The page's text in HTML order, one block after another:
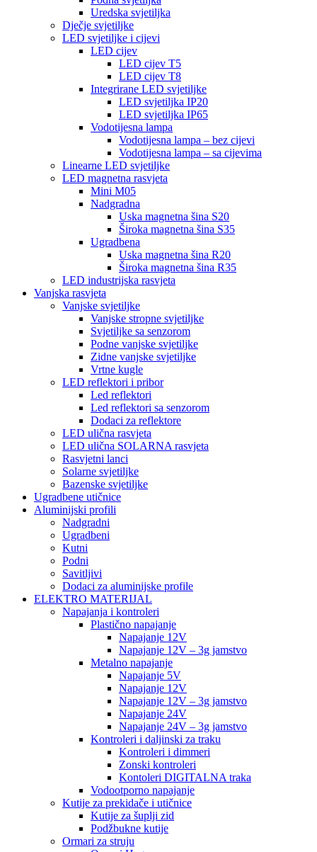
Uredska svjetiljka
Dječje svjetiljke
LED svjetiljke i cijevi
LED cijev
LED cijev T5
LED cijev T8
Integrirane LED svjetiljke
LED svjetiljka IP20
LED svjetiljka IP65
Vodotijesna lampa
Vodotijesna lampa – bez cijevi
Vodotijesna lampa – sa cijevima
Linearne LED svjetiljke
LED magnetna rasvjeta
Mini M05
Nadgradna
Uska magnetna šina S20
Široka magnetna šina S35
Ugradbena
Uska magnetna šina R20
Široka magnetna šina R35
LED industrijska rasvjeta
Vanjska rasvjeta
Vanjske svjetiljke
Vanjske stropne svjetiljke
Svjetiljke sa senzorom
Podne vanjske svjetiljke
Zidne vanjske svjetiljke
Vrtne kugle
LED reflektori i pribor
Led reflektori
Led reflektori sa senzorom
Dodaci za reflektore
LED ulična rasvjeta
LED ulična SOLARNA rasvjeta
Rasvjetni lanci
Solarne svjetiljke
Bazenske svjetiljke
Ugradbene utičnice
Aluminijski profili
Nadgradni
Ugradbeni
Kutni
Podni
Savitljivi
Dodaci za aluminijske profile
ELEKTRO MATERIJAL
Napajanja i kontroleri
Plastično napajanje
Napajanje 12V
Napajanje 12V – 3g jamstvo
Metalno napajanje
Napajanje 5V
Napajanje 12V
Napajanje 12V – 3g jamstvo
Napajanje 24V
Napajanje 24V – 3g jamstvo
Kontroleri i daljinski za traku
Kontroleri i dimmeri
Zonski kontroleri
Kontoleri DIGITALNA traka
Vodootporno napajanje
Kutije za prekidače i utičnice
Kutije za šuplji zid
Podžbukne kutije
Ormari za struju